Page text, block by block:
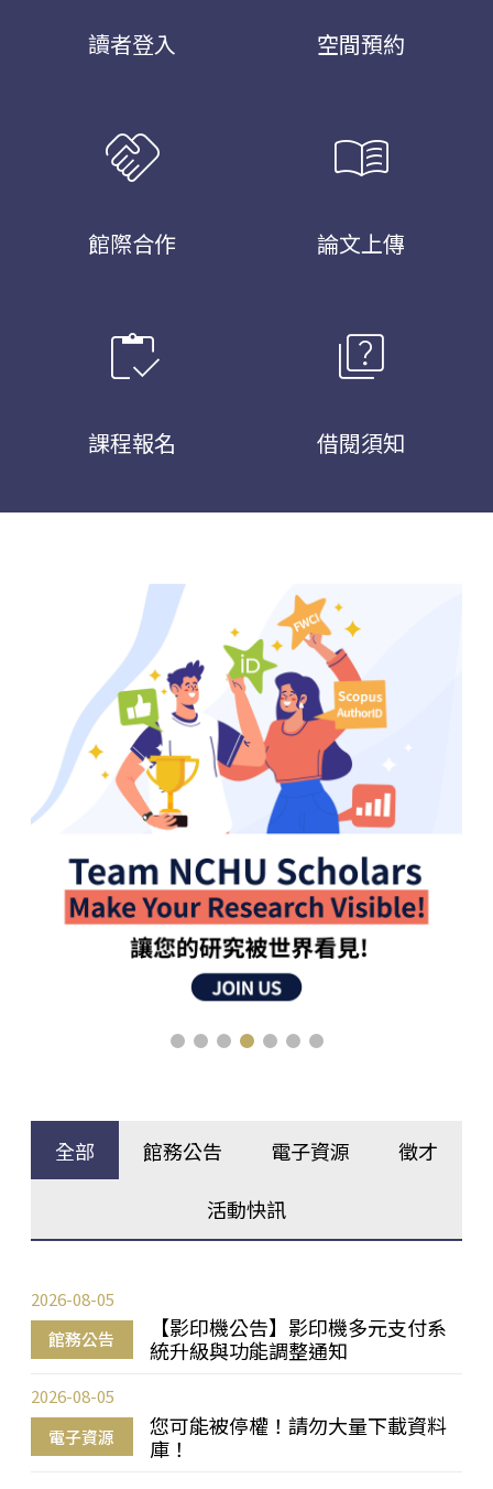
讀者登入 空間預約
handshake
館際合作
menu_book
論文上傳
inventory
課程報名
quiz
借閱須知
全部 館務公告 電子資源 徵才
活動快訊
館務公告
【影印機公告】影印機多元支付系
統升級與功能調整通知
2026-08-05
電子資源
您可能被停權！請勿大量下載資料
庫！
2026-08-05